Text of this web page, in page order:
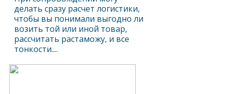
делать сразу расчет логистики,
чтобы вы понимали выгодно ли
возить той или иной товар,
рассчитать растаможу, и все
тонкости....